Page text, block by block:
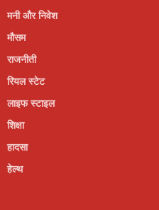
मनी और निवेश
मौसम
राजनीती
रियल स्टेट
लाइफ स्टाइल
शिक्षा
हादसा
हेल्थ